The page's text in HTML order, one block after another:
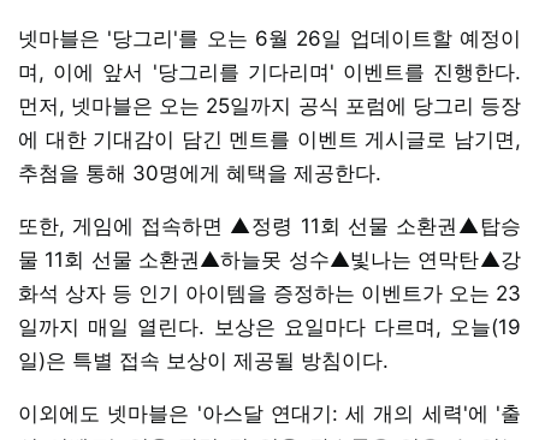
넷마블은 '당그리'를 오는 6월 26일 업데이트할 예정이
며, 이에 앞서 '당그리를 기다리며' 이벤트를 진행한다.
먼저, 넷마블은 오는 25일까지 공식 포럼에 당그리 등장
에 대한 기대감이 담긴 멘트를 이벤트 게시글로 남기면,
추첨을 통해 30명에게 혜택을 제공한다.
또한, 게임에 접속하면 ▲정령 11회 선물 소환권▲탑승
물 11회 선물 소환권▲하늘못 성수▲빛나는 연막탄▲강
화석 상자 등 인기 아이템을 증정하는 이벤트가 오는 23
일까지 매일 열린다. 보상은 요일마다 다르며, 오늘(19
일)은 특별 접속 보상이 제공될 방침이다.
이외에도 넷마블은 '아스달 연대기: 세 개의 세력'에 '출